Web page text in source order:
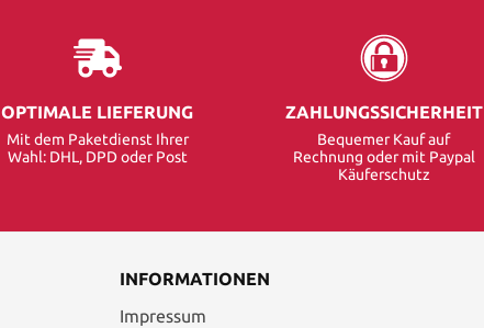
OPTIMALE LIEFERUNG
Mit dem Paketdienst Ihrer
Wahl: DHL, DPD oder Post
ZAHLUNGSSICHERHEIT
Bequemer Kauf auf
Rechnung oder mit Paypal
Käuferschutz
INFORMATIONEN
Impressum